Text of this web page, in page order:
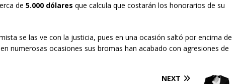
de 5.000 dólares que calcula que costarán los honorarios de su
se las ve con la justicia, pues en una ocasión saltó por encima de
numerosas ocasiones sus bromas han acabado con agresiones de
NEXT